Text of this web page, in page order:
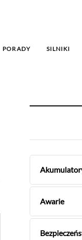
PORADY SILNIKI
Awarie